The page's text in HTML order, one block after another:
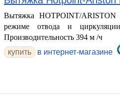
Вытяжка HOTPOINT/
режиме отвода и
Производительность 394 м /ч
купить
в интернет-магазине